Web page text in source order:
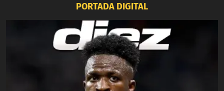
PORTADA DIGITAL